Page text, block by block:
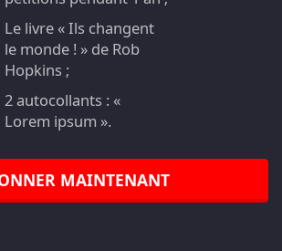
Le livre « Ils changent
le monde ! » de Rob
Hopkins ;
2 autocollants : «
Lorem ipsum ».
MAINTENANT